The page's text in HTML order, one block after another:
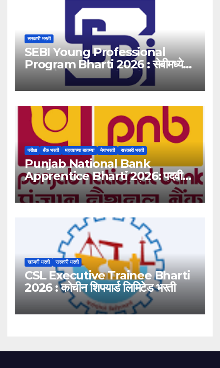
सरकारी भरती
SEBI Young Professional
Program Bharti 2026 : सेबीमध्ये
‘यंग प्रोफेशनल’ पदांसाठी भरती!
परीक्षा बँक भरती महत्त्वाच्या बातम्या मेगाभरती सरकारी भरती
Punjab National Bank
Apprentice Bharti 2026: पदवीधर
उमेदवारांसाठी ५१३८ जागांची मोठी संधी!
खाजगी भरती सरकारी भरती
CSL Executive Trainee Bharti
2026 : कोचीन शिपयार्ड लिमिटेड भरती